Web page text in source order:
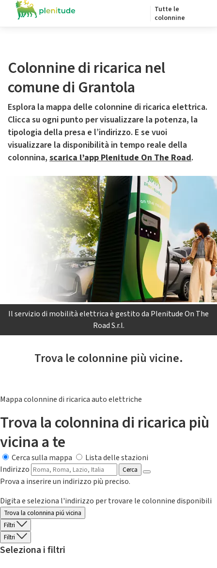
Tutte le
colonnine
Colonnine di ricarica nel
comune di Grantola
Esplora la mappa delle colonnine di ricarica elettrica.
Clicca su ogni punto per visualizzare la potenza, la
tipologia della presa e l’indirizzo. E se vuoi
visualizzare la disponibilità in tempo reale della
colonnina, scarica l’app Plenitude On The Road.
Il servizio di mobilità elettrica è gestito da Plenitude On The
Road S.r.l.
Trova le colonnine più vicine.
Mappa colonnine di ricarica auto elettriche
Trova la colonnina di ricarica più
vicina a te
Cerca sulla mappa
Lista delle stazioni
Indirizzo
Cerca
Prova a inserire un indirizzo più preciso.
Digita e seleziona l'indirizzo per trovare le colonnine disponibili
Trova la colonnina piú vicina
Filtri
Filtri
Seleziona i filtri